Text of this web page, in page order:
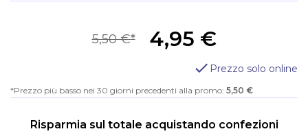
4,95 €
5,50 €
Prezzo solo online
Prezzo più basso nei 30 giorni precedenti alla promo: 5,50 €